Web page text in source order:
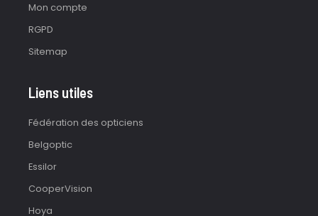
Mon compte
RGPD
Sitemap
Liens utiles
Fédération des opticiens
Belgoptic
Essilor
CooperVision
Hoya